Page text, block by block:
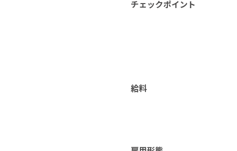
チェックポイント
給料